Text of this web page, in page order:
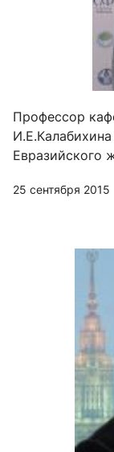
Профессор
Евразийского
25 сентября 2015